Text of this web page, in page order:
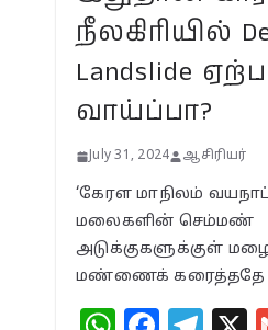
நீலகிரியில்
Landslide
வாய்ப்பா?
July 31, 2024 ஆசிரியர்
‘கேரள மாநிலம்
மலைகளின் செம்மண்
அடுக்குகளுக்குள்
மண்ணைக் கரைத்ததே